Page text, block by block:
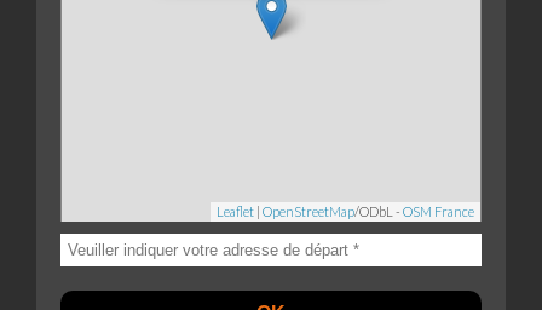
Leaflet | OpenStreetMap/ODbL - OSM France